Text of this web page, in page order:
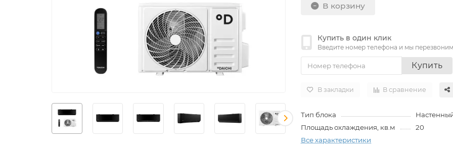
В корзину
Купить в один клик
Введите номер телефона и мы
Купить
В закладки В сравнение
Тип блока
Площадь охлаждения, кв.м
20
Все характеристики